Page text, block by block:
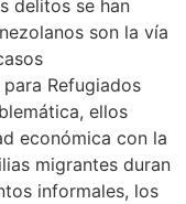
delitos se han
son la vía
Refugiados
ellos
económica con la
migrantes duran
informales, los